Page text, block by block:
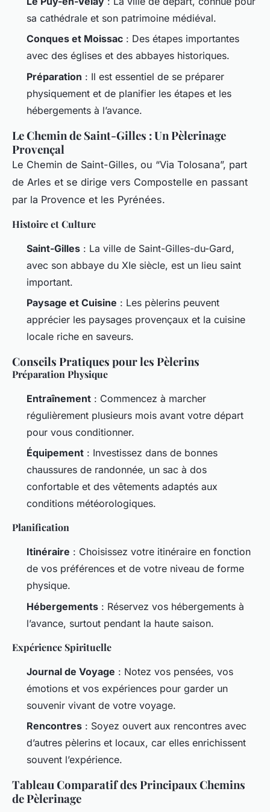
sa cathédrale et son patrimoine médiéval.
Conques et Moissac : Des étapes importantes
avec des églises et des abbayes historiques.
Préparation : Il est essentiel de se préparer
physiquement et de planifier les étapes et les
hébergements à l’avance.
Le Chemin de Saint-Gilles : Un Pèlerinage
Provençal
Le Chemin de Saint-Gilles, ou “Via Tolosana”, part
de Arles et se dirige vers Compostelle en passant
par la Provence et les Pyrénées.
Histoire et Culture
Saint-Gilles : La ville de Saint-Gilles-du-Gard,
avec son abbaye du XIe siècle, est un lieu saint
important.
Paysage et Cuisine : Les pèlerins peuvent
apprécier les paysages provençaux et la cuisine
locale riche en saveurs.
Conseils Pratiques pour les Pèlerins
Préparation Physique
Entraînement : Commencez à marcher
régulièrement plusieurs mois avant votre départ
pour vous conditionner.
Équipement : Investissez dans de bonnes
chaussures de randonnée, un sac à dos
confortable et des vêtements adaptés aux
conditions météorologiques.
Planification
Itinéraire : Choisissez votre itinéraire en fonction
de vos préférences et de votre niveau de forme
physique.
Hébergements : Réservez vos hébergements à
l’avance, surtout pendant la haute saison.
Expérience Spirituelle
Journal de Voyage : Notez vos pensées, vos
émotions et vos expériences pour garder un
souvenir vivant de votre voyage.
Rencontres : Soyez ouvert aux rencontres avec
d’autres pèlerins et locaux, car elles enrichissent
souvent l’expérience.
Tableau Comparatif des Principaux Chemins
de Pèlerinage